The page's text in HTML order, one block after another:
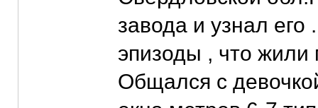
завода и узнал
эпизоды , что жили
Общался с